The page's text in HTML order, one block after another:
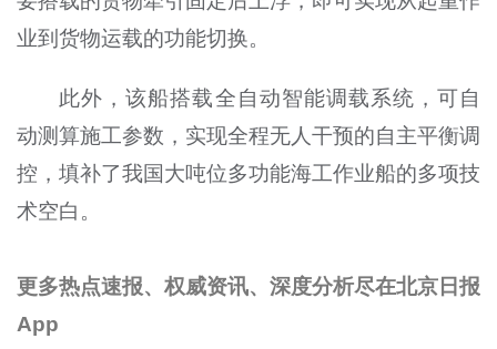
业到货物运载的功能切换。
此外，该船搭载全自动智能调载系统，可自
动测算施工参数，实现全程无人干预的自主平衡调
控，填补了我国大吨位多功能海工作业船的多项技
术空白。
更多热点速报、权威资讯、深度分析尽在北京日报
App